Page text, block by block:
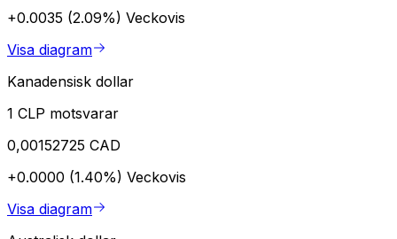
+0.0035 (2.09%) Veckovis
Visa diagram
Kanadensisk dollar
1 CLP motsvarar
0,00152725 CAD
+0.0000 (1.40%) Veckovis
Visa diagram